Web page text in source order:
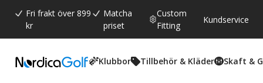
Fri frakt över 899
kr
Matcha
priset
Custom
Fitting
Kundservice
Klubbor Tillbehör & Kläder Skaft &
Snittbetyg:
4.7 (röster:
529 )